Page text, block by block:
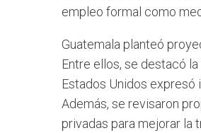
empleo formal como
Guatemala planteó
Entre ellos, se destacó
Estados Unidos
Además, se revisaron
privadas para mejorar la